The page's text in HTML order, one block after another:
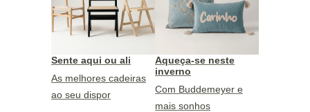
Sente aqui ou ali
As melhores cadeiras
ao seu dispor
Aqueça-se neste
inverno
Com Buddemeyer e
mais sonhos